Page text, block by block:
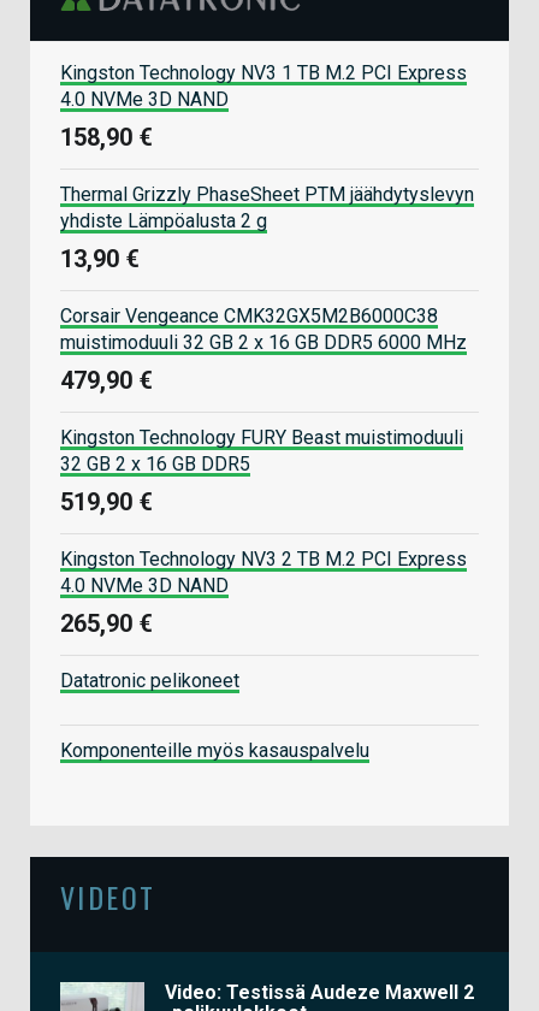
Kingston Technology NV3 1 TB M.2 PCI Express
4.0 NVMe 3D NAND
158,90 €
Thermal Grizzly PhaseSheet PTM jäähdytyslevyn
yhdiste Lämpöalusta 2 g
13,90 €
Corsair Vengeance CMK32GX5M2B6000C38
muistimoduuli 32 GB 2 x 16 GB DDR5 6000 MHz
479,90 €
Kingston Technology FURY Beast muistimoduuli
32 GB 2 x 16 GB DDR5
519,90 €
Kingston Technology NV3 2 TB M.2 PCI Express
4.0 NVMe 3D NAND
265,90 €
Datatronic pelikoneet
Komponenteille myös kasauspalvelu
VIDEOT
Video: Testissä Audeze Maxwell 2